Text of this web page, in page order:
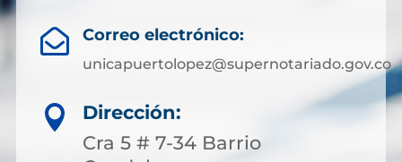
 Correo electrónico:
unicapuertolopez@supernotariado.gov.co

Dirección:
Cra 5 # 7-34 Barrio